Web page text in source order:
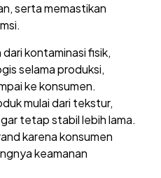
serta memastikan
kontaminasi fisik,
selama produksi,
ke konsumen.
mulai dari tekstur,
tetap stabil lebih lama.
karena konsumen
keamanan